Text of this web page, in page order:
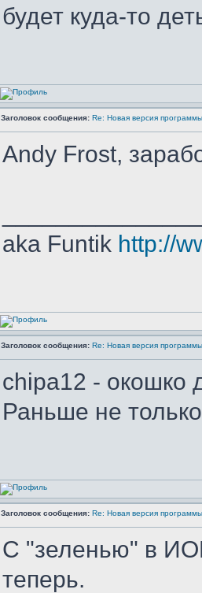
будет куда-то
Заголовок сообщения: Re: Новая версия
Andy Frost,
aka Funtik http://
Заголовок сообщения: Re: Новая версия
chipa12 - окошко
Раньше не
Заголовок сообщения: Re: Новая версия
С "зеленью" в
теперь.